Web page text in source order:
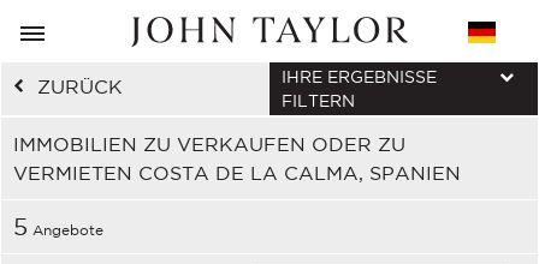
ZURÜCK
IMMOBILIEN ZU VERKAUFEN ODER ZU
VERMIETEN COSTA DE LA CALMA, SPANIEN
IHRE ERGEBNISSE
FILTERN
5 Angebote